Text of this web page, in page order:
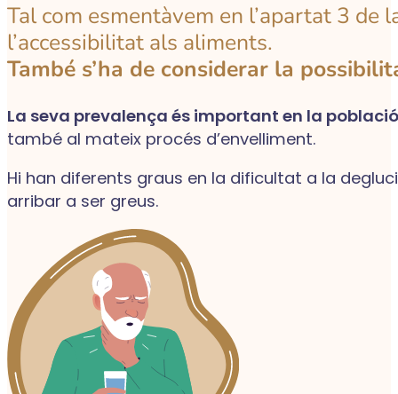
Tal com esmentàvem en l’apartat 3 de
l’accessibilitat als aliments.
També s’ha de considerar la
La seva prevalença és important en la
també al mateix procés d’envelliment.
Hi han diferents graus en la dificultat a la
arribar a ser greus.